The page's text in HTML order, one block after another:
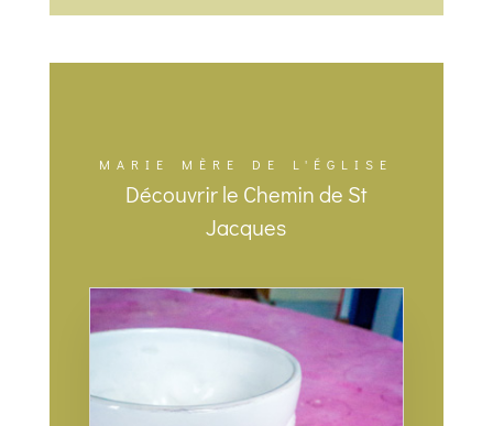
MARIE MÈRE DE L'ÉGLISE
Découvrir le Chemin de St
Jacques